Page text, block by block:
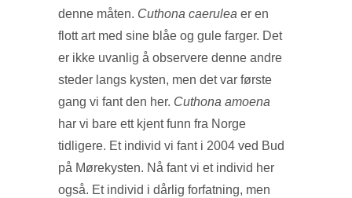
denne måten. Cuthona caerulea er en
flott art med sine blåe og gule farger. Det
er ikke uvanlig å observere denne andre
steder langs kysten, men det var første
gang vi fant den her. Cuthona amoena
har vi bare ett kjent funn fra Norge
tidligere. Et individ vi fant i 2004 ved Bud
på Mørekysten. Nå fant vi et individ her
også. Et individ i dårlig forfatning, men